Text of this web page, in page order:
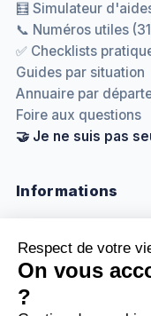
🧮 Simulateur
📞 Numéros utiles
✅ Checklists
Guides par situation
Annuaire par
Foire aux questions
🤝 Je ne suis pas
Informations
Méthodologie &
Politique de
Mentions légales